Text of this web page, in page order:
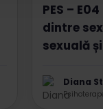
PES –
dintre
sexuală
Diana